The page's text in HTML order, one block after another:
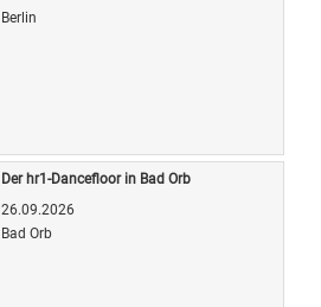
Berlin
Der hr1-Dancefloor in Bad Orb
26.09.2026
Bad Orb